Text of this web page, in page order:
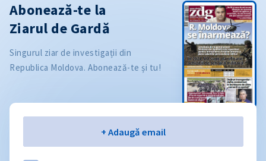
Abonează-te la
Ziarul de Gardă
Singurul ziar de investigații din
Republica Moldova. Abonează-te și tu!
+ Adaugă email